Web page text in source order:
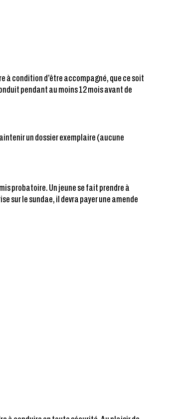
à condition d’être accompagné, que ce soit
pendant au moins 12 mois avant de
un dossier exemplaire (aucune
probatoire. Un jeune se fait prendre à
sur le sundae, il devra payer une amende